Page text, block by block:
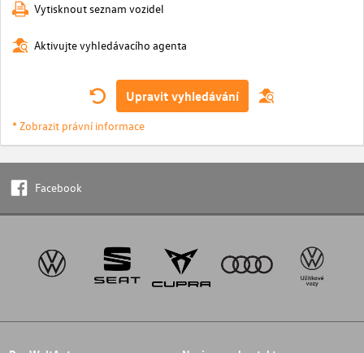
Vytisknout seznam vozidel
Aktivujte vyhledávacího agenta
Upravit vyhledávání
* Zobrazit právní informace
Facebook